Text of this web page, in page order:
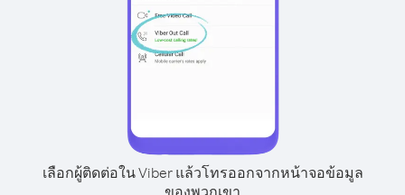
เลือกผู้ติดต่อใน Viber แล้วโทรออกจากหน้าจอข้อมูล
ของพวกเขา